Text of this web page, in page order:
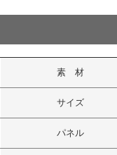
素 材
サイズ
パネル